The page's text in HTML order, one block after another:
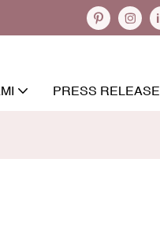
PRESS RELEASE